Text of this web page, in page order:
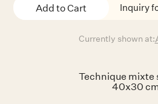
Inquiry
Currently shown at:
Technique mixte
40x30